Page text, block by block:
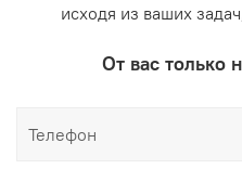
исходя из ваших
От вас только